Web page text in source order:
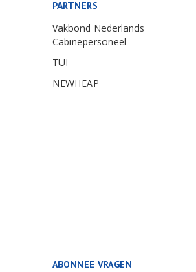
PARTNERS
Vakbond Nederlands
Cabinepersoneel
TUI
NEWHEAP
ABONNEE VRAGEN